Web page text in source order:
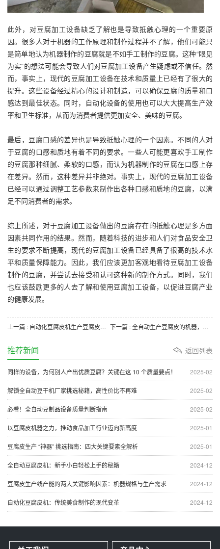
此外，对豆腐加工设备缺乏了解也是导致抵触心理的一个重要原
因。很多人对于机器的工作原理和制作过程并不了解，他们可能只
是简单地认为机器制作的豆腐就是不如手工制作的豆腐。这种“眼见
为实”的想法可能会导致人们对豆腐加工设备产生疑虑或不信任。然
而，事实上，现代的豆腐加工设备在技术和质量上已经有了很大的
提升。这些设备经过精心的设计和制造，可以确保豆腐的质量和口
感达到最佳状态。同时，自动化设备的使用也可以大大提高生产效
率和卫生标准，从而为消费者提供更加安全、美味的豆腐。
最后，豆腐口感的差异也是导致抵触心理的一个因素。不同的人对
于豆腐的口感和质地有着不同的要求。一些人可能更喜欢手工制作
的豆腐那种细腻、柔软的口感，而认为机器制作的豆腐在口感上存
在差异。然而，这种差异并非绝对。事实上，现代的豆腐加工设备
已经可以通过调整工艺参数来制作出各种口感和质地的豆腐，以满
足不同消费者的需求。
综上所述，对于豆腐加工设备做出的豆腐存在的抵触心理是多方面
因素共同作用的结果。然而，随着科技的进步和人们对食品安全卫
生的要求不断提高，现代的豆腐加工设备已经具备了很高的技术水
平和质量保障能力。因此，我们应该更加客观地看待豆腐加工设备
制作的豆腐，并尝试去接受和认可这种新的制作方式。同时，我们
也应该鼓励更多的人去了解和使用豆腐加工设备，以促进豆腐产业
的健康发展。
上一篇 : 自动化豆腐皮机生产豆腐皮的优点 下一篇 : 全自动生产豆腐皮的机器，给豆制品从业者带来了什么？
返回列表
推荐新闻
2025-02
同样的设备，为何别人产出优质豆腐？关键在这 10 个质量要点！
2025-02
解锁全自动豆干机厂家挑选秘籍，高性价比不再难
2025-02
必看！全自动豆制品设备质量判断指南
2025-01
以豆腐皮机器之力，推动食品加工行业迈向新高度
2025-01
豆腐皮生产 “神器” 挑选指南：四大关键要素全解析
2024-12
全自动豆腐皮机：新手小白轻松上手的秘籍
2024-12
豆腐皮生产线产能的两大关键影响因素：机器规格与生产需求
2024-12
自动化豆腐皮机：传统美食制作的现代变革